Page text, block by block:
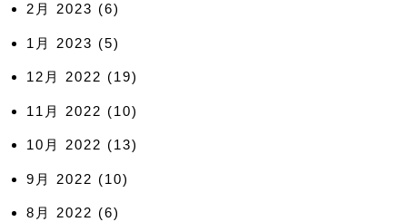
2月 2023 (6)
1月 2023 (5)
12月 2022 (19)
11月 2022 (10)
10月 2022 (13)
9月 2022 (10)
8月 2022 (6)